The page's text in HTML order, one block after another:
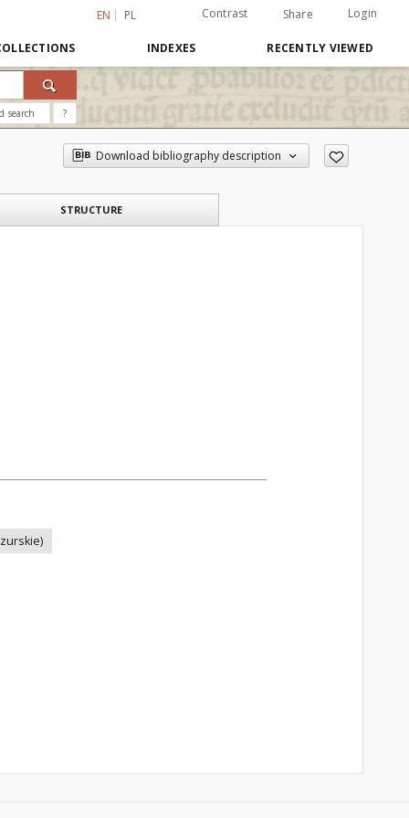
EN PL Contrast Share Login
INDEXES RECENTLY VIEWED
search ?
Download bibliography description
STRUCTURE